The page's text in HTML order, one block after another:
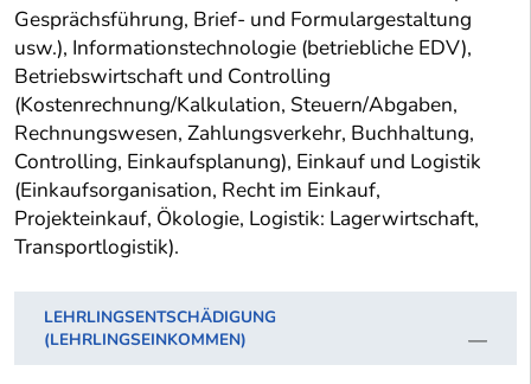
Gesprächsführung, Brief- und Formulargestaltung
usw.), Informationstechnologie (betriebliche EDV),
Betriebswirtschaft und Controlling
(Kostenrechnung/Kalkulation, Steuern/Abgaben,
Rechnungswesen, Zahlungsverkehr, Buchhaltung,
Controlling, Einkaufsplanung), Einkauf und Logistik
(Einkaufsorganisation, Recht im Einkauf,
Projekteinkauf, Ökologie, Logistik: Lagerwirtschaft,
Transportlogistik).
LEHRLINGSENTSCHÄDIGUNG
(LEHRLINGSEINKOMMEN)